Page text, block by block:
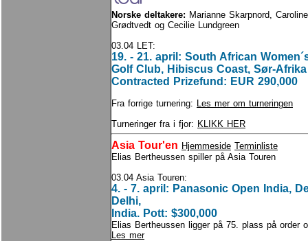
Norske deltakere: Marianne Skarpnord,
Grødtvedt og Cecilie Lundgreen
03.04 LET:
19. - 21. april: South African
Golf Club, Hibiscus Coast, Sør-Afrika
Contracted Prizefund: EUR 290,000
Fra forrige turnering: Les mer om turneringen
Turneringer fra i fjor: KLIKK HER
Asia Tour'en Hjemmeside Terminliste
Elias Bertheussen spiller på Asia Touren
03.04 Asia Touren:
4. - 7. april: Panasonic Open India,
Delhi,
India. Pott: $300,000
Elias Bertheussen ligger på 75. plass på order
Les mer